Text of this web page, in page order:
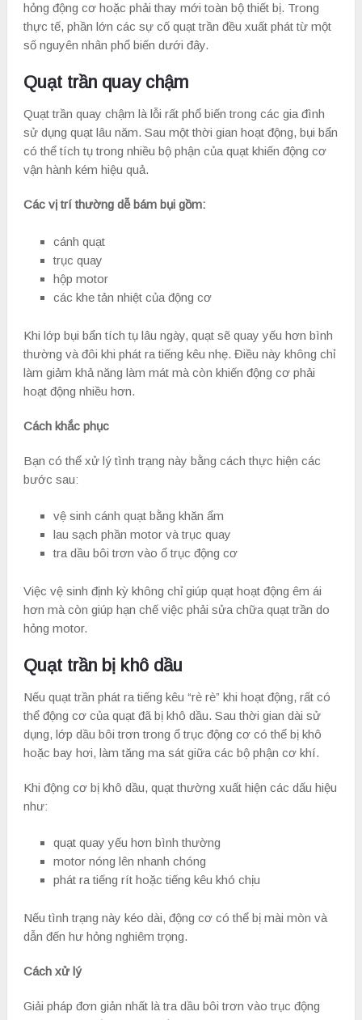
hỏng động cơ hoặc phải thay mới toàn bộ thiết bị. Trong
thực tế, phần lớn các sự cố quạt trần đều xuất phát từ một
số nguyên nhân phổ biến dưới đây.
Quạt trần quay chậm
Quạt trần quay chậm là lỗi rất phổ biến trong các gia đình
sử dụng quạt lâu năm. Sau một thời gian hoạt động, bụi bẩn
có thể tích tụ trong nhiều bộ phận của quạt khiến động cơ
vận hành kém hiệu quả.
Các vị trí thường dễ bám bụi gồm:
cánh quạt
trục quay
hộp motor
các khe tản nhiệt của động cơ
Khi lớp bụi bẩn tích tụ lâu ngày, quạt sẽ quay yếu hơn bình
thường và đôi khi phát ra tiếng kêu nhẹ. Điều này không chỉ
làm giảm khả năng làm mát mà còn khiến động cơ phải
hoạt động nhiều hơn.
Cách khắc phục
Bạn có thể xử lý tình trạng này bằng cách thực hiện các
bước sau:
vệ sinh cánh quạt bằng khăn ẩm
lau sạch phần motor và trục quay
tra dầu bôi trơn vào ổ trục động cơ
Việc vệ sinh định kỳ không chỉ giúp quạt hoạt động êm ái
hơn mà còn giúp hạn chế việc phải sửa chữa quạt trần do
hỏng motor.
Quạt trần bị khô dầu
Nếu quạt trần phát ra tiếng kêu “rè rè” khi hoạt động, rất có
thể động cơ của quạt đã bị khô dầu. Sau thời gian dài sử
dụng, lớp dầu bôi trơn trong ổ trục động cơ có thể bị khô
hoặc bay hơi, làm tăng ma sát giữa các bộ phận cơ khí.
Khi động cơ bị khô dầu, quạt thường xuất hiện các dấu hiệu
như:
quạt quay yếu hơn bình thường
motor nóng lên nhanh chóng
phát ra tiếng rít hoặc tiếng kêu khó chịu
Nếu tình trạng này kéo dài, động cơ có thể bị mài mòn và
dẫn đến hư hỏng nghiêm trọng.
Cách xử lý
Giải pháp đơn giản nhất là tra dầu bôi trơn vào trục động